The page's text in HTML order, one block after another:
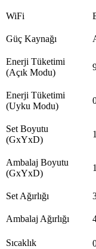
WiFi
Güç Kaynağı
Enerji Tüketimi
(Açık Modu)
Enerji Tüketimi
(Uyku Modu)
Set Boyutu
(GxYxD)
Ambalaj Boyutu
(GxYxD)
Set Ağırlığı
Ambalaj Ağırlığı
Sıcaklık